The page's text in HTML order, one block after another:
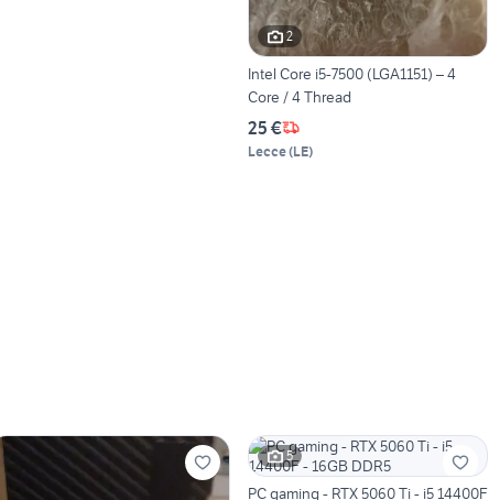
2
Intel Core i5-7500 (LGA1151) – 4
Core / 4 Thread
25 €
Lecce(LE)
5
PC gaming - RTX 5060 Ti - i5 14400F